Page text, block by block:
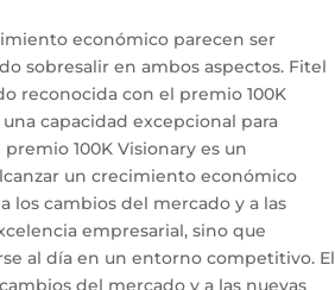
económico parecen ser
sobresalir en ambos aspectos. Fitel
reconocida con el premio 100K
capacidad excepcional para
100K Visionary es un
un crecimiento económico
los cambios del mercado y a las
empresarial, sino que
al día en un entorno competitivo. El
del mercado y a las nuevas